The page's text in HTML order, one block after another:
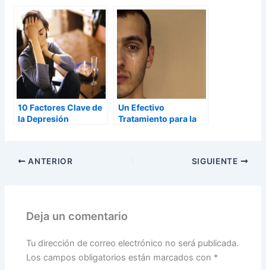
10 Factores Clave de
la Depresión
Un Efectivo
Tratamiento para la
ANTERIOR SIGUIENTE
Deja un comentario
Tu dirección de correo electrónico no será publicada.
Los campos obligatorios están marcados con *